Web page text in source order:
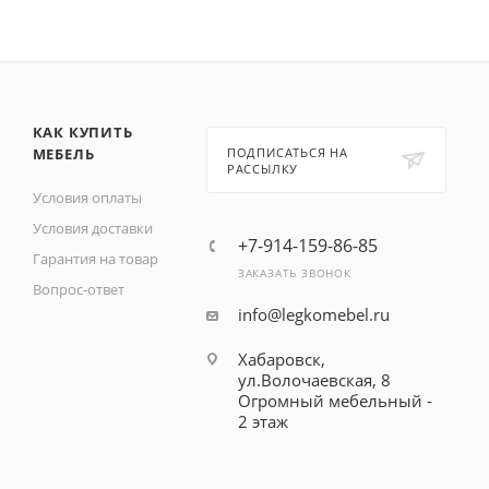
КАК КУПИТЬ
МЕБЕЛЬ
Условия оплаты
Условия доставки
Гарантия на товар
Вопрос-ответ
ПОДПИСАТЬСЯ НА
РАССЫЛКУ
+7-914-159-86-85
ЗАКАЗАТЬ ЗВОНОК
info@legkomebel.ru
Хабаровск,
ул.Волочаевская, 8
Огромный мебельный -
2 этаж